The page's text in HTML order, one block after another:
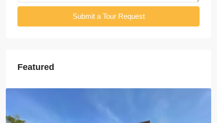
Submit a Tour Request
Featured